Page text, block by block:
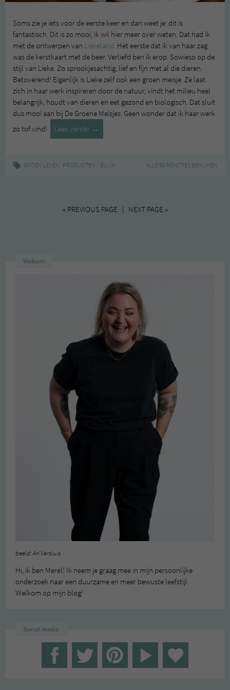
Soms zie je iets voor de eerste keer en dan weet je: dit is
fantastisch. Dit is zo mooi, ik wil hier meer over weten. Dat had ik
met de ontwerpen van Liekeland. Het eerste dat ik van haar zag
was de kerstkaart met de beer. Verliefd ben ik erop. Sowieso op de
stijl van Lieke. Zo sprookjesachtig, lief en fijn met al die dieren.
Betoverend! Eigenlijk is Lieke zelf ook een groen meisje. Ze laat
zich in haar werk inspireren door de natuur, vindt het milieu heel
belangrijk, houdt van dieren en eet gezond en biologisch. Dat sluit
dus mooi aan bij De Groene Meisjes. Geen wonder dat ik haar werk
zo tof vind!
Lees verder Liekeland
liefde
giveaway)
→
GROEN LEVEN, PRODUCTEN BLIJHEID ,LIEKELAND,TAS
ALLE 80 REACTIES BEKIJKEN
« PREVIOUS PAGE | NEXT PAGE »
Welkom
beeld: Ari Versluis
Hi, ik ben Merel! Ik neem je graag mee in mijn persoonlijke
onderzoek naar een duurzame en meer bewuste leefstijl.
Welkom op mijn blog!
Social media